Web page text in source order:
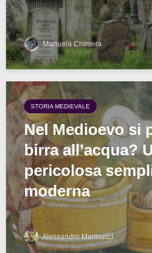
Manuela Chimera
STORIA MEDIEVALE
Nel Medioevo si
birra all’acqua?
pericolosa
moderna
Alessandro Marinucci